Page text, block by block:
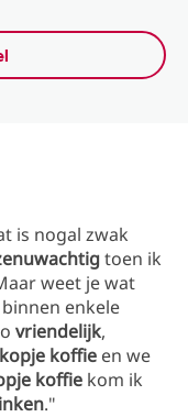
is nogal zwak
toen ik
weet je wat
enkele
vriendelijk,
kopje koffie en we
koffie kom ik
."